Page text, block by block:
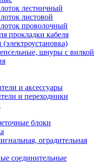
лестничный
листовой
проволочный
прокладки кабеля
шнуры с вилкой
и аксессуары
и переходники
блоки
оградительная
соединительные